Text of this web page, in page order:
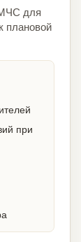
для
плановой
при